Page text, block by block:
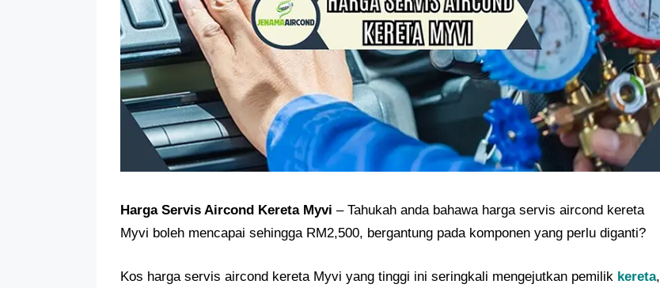
Harga Servis Aircond Kereta Myvi – Tahukah anda bahawa harga servis aircond kereta
Myvi boleh mencapai sehingga RM2,500, bergantung pada komponen yang perlu diganti?
Kos harga servis aircond kereta Myvi yang tinggi ini seringkali mengejutkan pemilik kereta,